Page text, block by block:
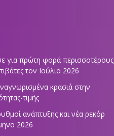
για πρώτη φορά περισσοτέρους
τον Ιούλιο 2026
κρασιά στην
τιμής
ανάπτυξης και νέα ρεκόρ
2026